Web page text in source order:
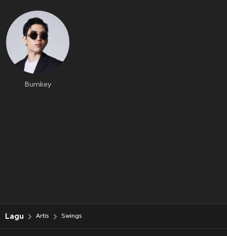
Bumkey
Lagu Artis Swings